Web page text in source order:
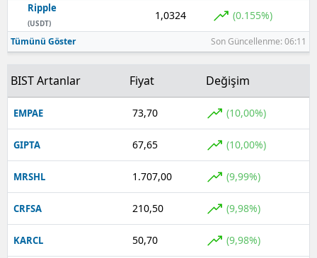
Ripple
(USDT)
1,0324 (0.155%)
Tümünü Göster Son Güncellenme: 06:11
BIST Artanlar Fiyat Değişim
EMPAE 73,70 (10,00%)
GIPTA 67,65 (10,00%)
MRSHL 1.707,00 (9,99%)
CRFSA 210,50 (9,98%)
KARCL 50,70 (9,98%)